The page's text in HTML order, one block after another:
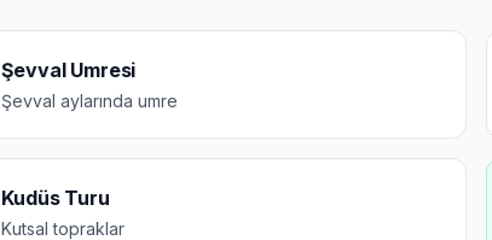
Şevval Umresi
Şevval aylarında umre
Kudüs Turu
Kutsal topraklar